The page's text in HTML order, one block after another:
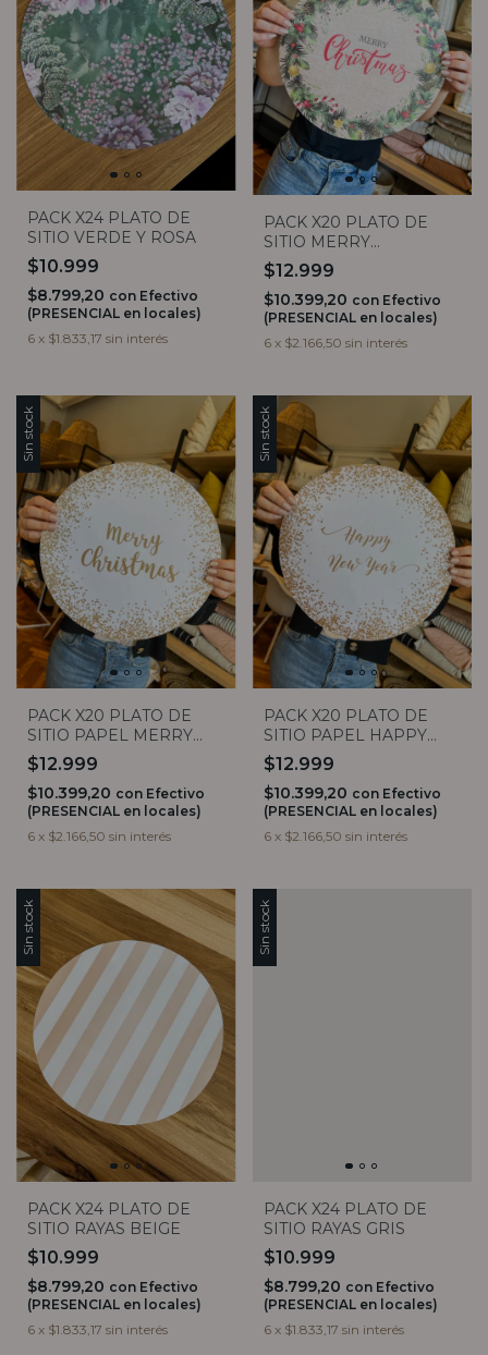
PACK X24 PLATO DE
SITIO VERDE Y ROSA
$10.999
$8.799,20 con Efectivo
(PRESENCIAL en locales)
6 x $1.833,17 sin interés
PACK X20 PLATO DE
SITIO MERRY
CHRISTMAS ARPILLERA
$12.999
$10.399,20 con Efectivo
(PRESENCIAL en locales)
6 x $2.166,50 sin interés
Sin stock
PACK X20 PLATO DE
SITIO PAPEL MERRY
CHRISTMAS DORADO
$12.999
$10.399,20 con Efectivo
(PRESENCIAL en locales)
6 x $2.166,50 sin interés
Sin stock
PACK X20 PLATO DE
SITIO PAPEL HAPPY
NEW YEAR DORADO
$12.999
$10.399,20 con Efectivo
(PRESENCIAL en locales)
6 x $2.166,50 sin interés
Sin stock
PACK X24 PLATO DE
SITIO RAYAS BEIGE
$10.999
$8.799,20 con Efectivo
(PRESENCIAL en locales)
6 x $1.833,17 sin interés
Sin stock
PACK X24 PLATO DE
SITIO RAYAS GRIS
$10.999
$8.799,20 con Efectivo
(PRESENCIAL en locales)
6 x $1.833,17 sin interés